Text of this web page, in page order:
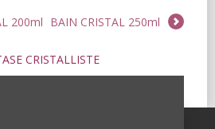
BAIN CRISTAL 250ml
200ml
CRISTALLISTE